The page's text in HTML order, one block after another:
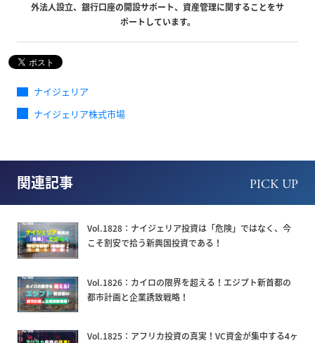
外法人設立、銀行口座の開設サポート、資産管理に関することをサ
ポートしています。
ナイジェリア
ナイジェリア株式市場
関連記事 PICK UP
Vol.1828：ナイジェリア投資は「危険」ではなく、今
こそ割安で拾う新興国投資である！
Vol.1826：カイロの限界を超える！エジプト新首都の
都市計画と企業誘致戦略！
Vol.1825：アフリカ投資の真実！VC資金が集中する4ヶ